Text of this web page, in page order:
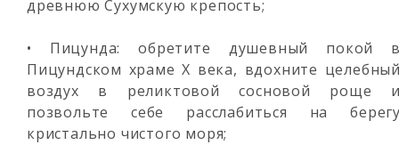
древнюю Сухумскую крепость;
• Пицунда: обретите душевный покой
Пицундском храме X века, вдохните
воздух в реликтовой сосновой роще
позвольте себе расслабиться на
кристально чистого моря;